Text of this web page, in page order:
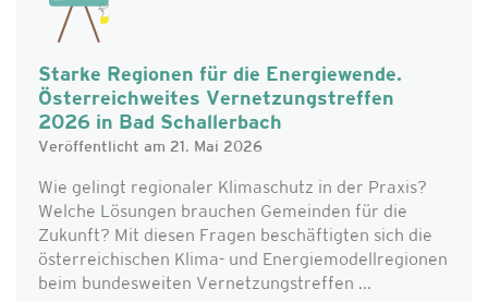
Starke Regionen für die Energiewende.
Österreichweites Vernetzungstreffen
2026 in Bad Schallerbach
Veröffentlicht am 21. Mai 2026
Wie gelingt regionaler Klimaschutz in der Praxis?
Welche Lösungen brauchen Gemeinden für die
Zukunft? Mit diesen Fragen beschäftigten sich die
österreichischen Klima- und Energiemodellregionen
beim bundesweiten Vernetzungstreffen ...